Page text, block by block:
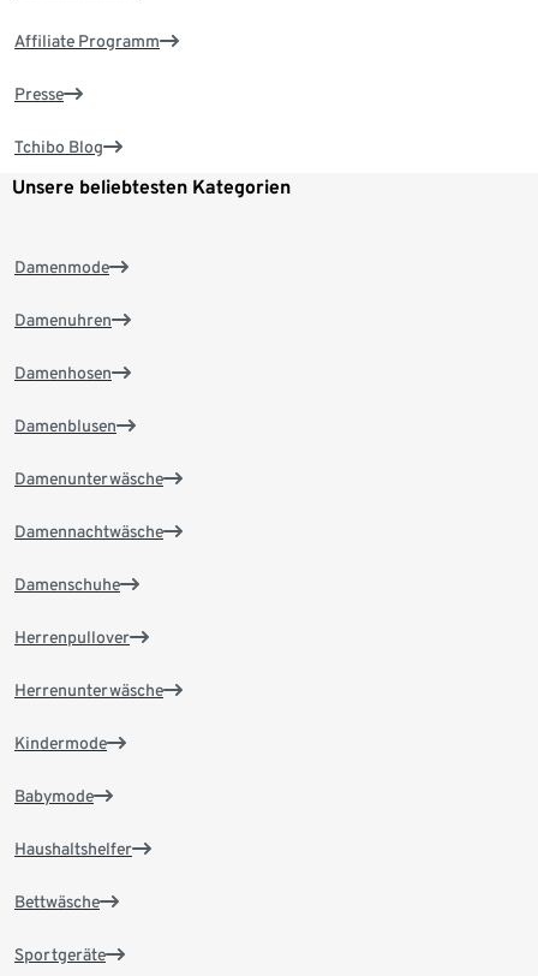
Affiliate Programm
Presse
Tchibo Blog
Unsere beliebtesten Kategorien
Damenmode
Damenuhren
Damenhosen
Damenblusen
Damenunterwäsche
Damennachtwäsche
Damenschuhe
Herrenpullover
Herrenunterwäsche
Kindermode
Babymode
Haushaltshelfer
Bettwäsche
Sportgeräte